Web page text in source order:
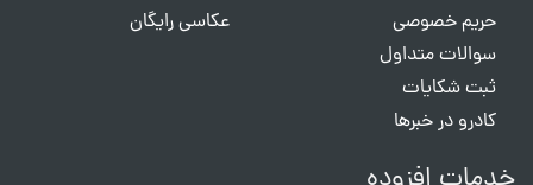
حریم خصوصی
سوالات متداول
ثبت شکایات
کادرو در خبرها
عکاسی رایگان